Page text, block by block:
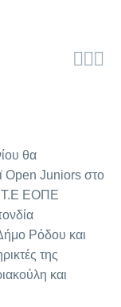

θα
Open Juniors στο
Τ.Ε ΕΟΠΕ
Ρόδου και
της
και